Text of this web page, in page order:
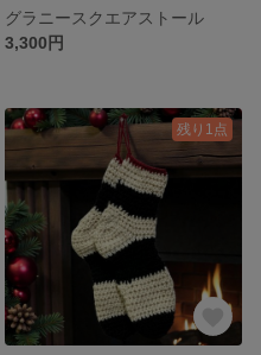
グラニースクエアストール
3,300円
残り1点